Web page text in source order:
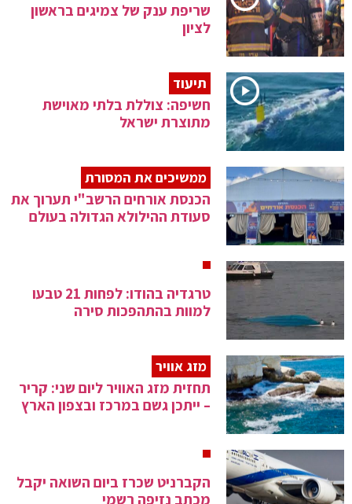
שריפת ענק של צמיגים בראשון
לציון
תיעוד
חשיפה: צוללת בלתי מאוישת
מתוצרת ישראל
ממשיכים את המסורת
הכנסת אורחים הרשב"י תערוך את
סעודת ההילולא הגדולה בעולם
טרגדיה בהודו: לפחות 21 טבעו
למוות בהתהפכות סירה
מזג אוויר
תחזית מזג האוויר ליום שני: קריר
– ייתכן גשם במרכז ובצפון הארץ
הקברניט שכרז ביום השואה יקבל
מכתב נזיפה רשמי